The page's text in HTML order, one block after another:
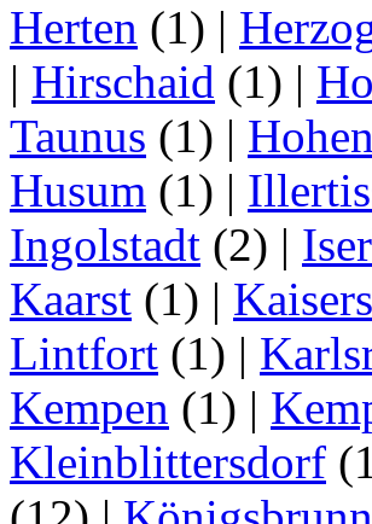
Herten (1) |
| Hirschaid (1) |
Taunus (1) |
Husum (1) |
Ingolstadt (2) |
Kaarst (1) |
Lintfort (1) |
Kempen (1) |
Kleinblittersdorf